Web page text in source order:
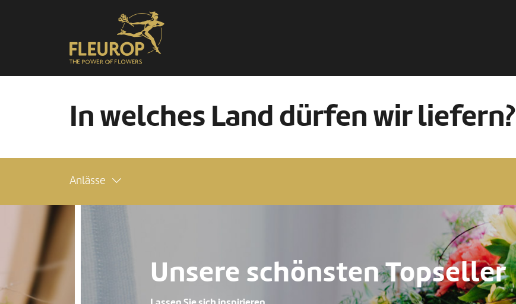
In welches Land dürfen wir liefern?
Anlässe
Unsere schönsten Topseller